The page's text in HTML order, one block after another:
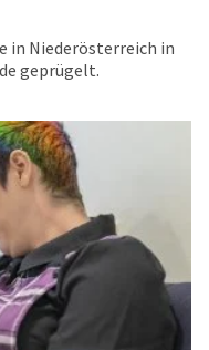
in Niederösterreich in
geprügelt.